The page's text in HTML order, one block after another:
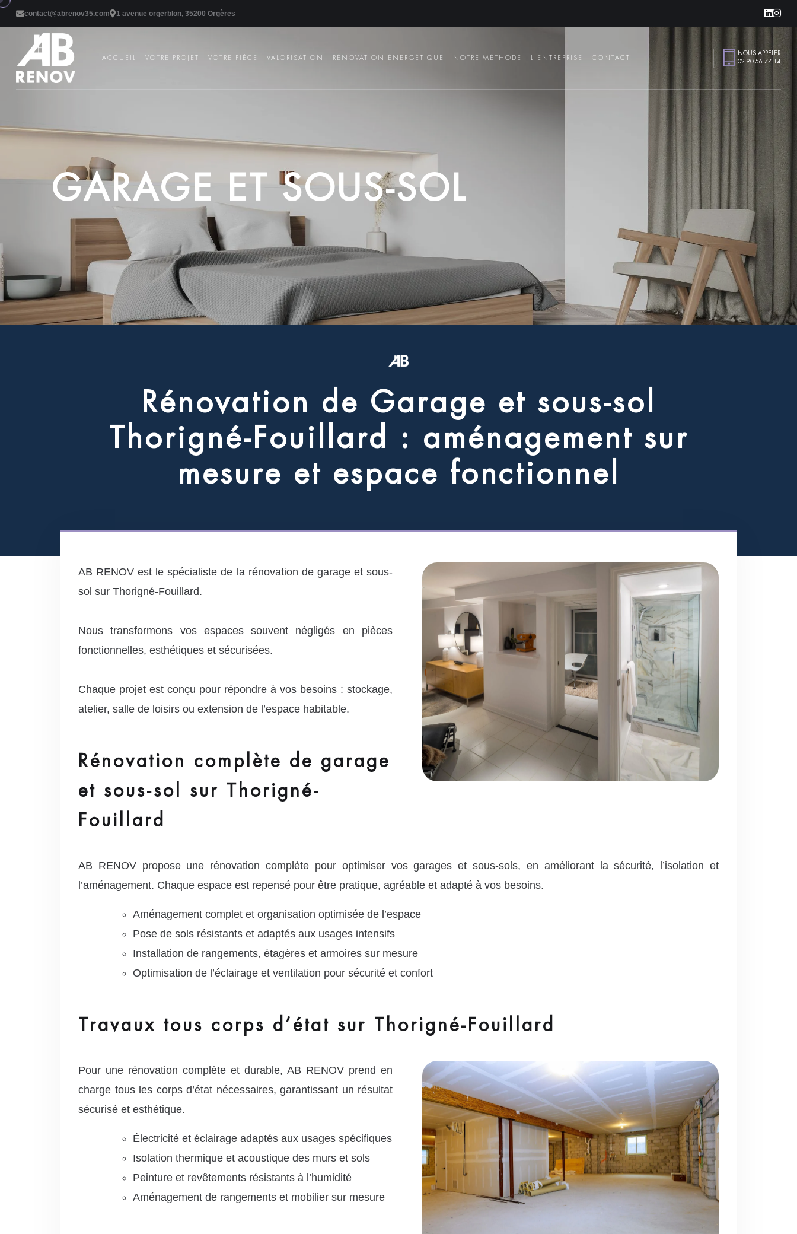
contact@abrenov35.com 1 avenue orgerblon, 35200 Orgères
ACCUEIL VOTRE PROJET VOTRE PIÈCE VALORISATION RÉNOVATION ÉNERGÉTIQUE NOTRE MÉTHODE L'ENTREPRISE CONTACT
NOUS APPELER
02 90 56 77 14
GARAGE ET SOUS-SOL
Rénovation de Garage et sous-sol
Thorigné-Fouillard : aménagement sur
mesure et espace fonctionnel
AB RENOV est le spécialiste de la rénovation de garage et sous-
sol sur Thorigné-Fouillard.
Nous transformons vos espaces souvent négligés en pièces
fonctionnelles, esthétiques et sécurisées.
Chaque projet est conçu pour répondre à vos besoins : stockage,
atelier, salle de loisirs ou extension de l’espace habitable.
Rénovation complète de garage
et sous-sol sur Thorigné-
Fouillard
AB RENOV propose une rénovation complète pour optimiser vos garages et sous-sols, en améliorant la sécurité, l’isolation et
l’aménagement. Chaque espace est repensé pour être pratique, agréable et adapté à vos besoins.
Aménagement complet et organisation optimisée de l’espace
Pose de sols résistants et adaptés aux usages intensifs
Installation de rangements, étagères et armoires sur mesure
Optimisation de l’éclairage et ventilation pour sécurité et confort
Travaux tous corps d’état sur Thorigné-Fouillard
Pour une rénovation complète et durable, AB RENOV prend en
charge tous les corps d’état nécessaires, garantissant un résultat
sécurisé et esthétique.
Électricité et éclairage adaptés aux usages spécifiques
Isolation thermique et acoustique des murs et sols
Peinture et revêtements résistants à l’humidité
Aménagement de rangements et mobilier sur mesure